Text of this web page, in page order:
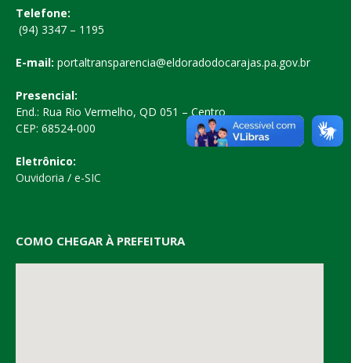
Telefone:
(94) 3347 – 1195
E-mail: portaltransparencia@eldoradodocarajas.pa.gov.br
Presencial:
End.: Rua Rio Vermelho, QD 051 – Centro
CEP: 68524-000
Eletrônico:
Ouvidoria / e-SIC
COMO CHEGAR À PREFEITURA